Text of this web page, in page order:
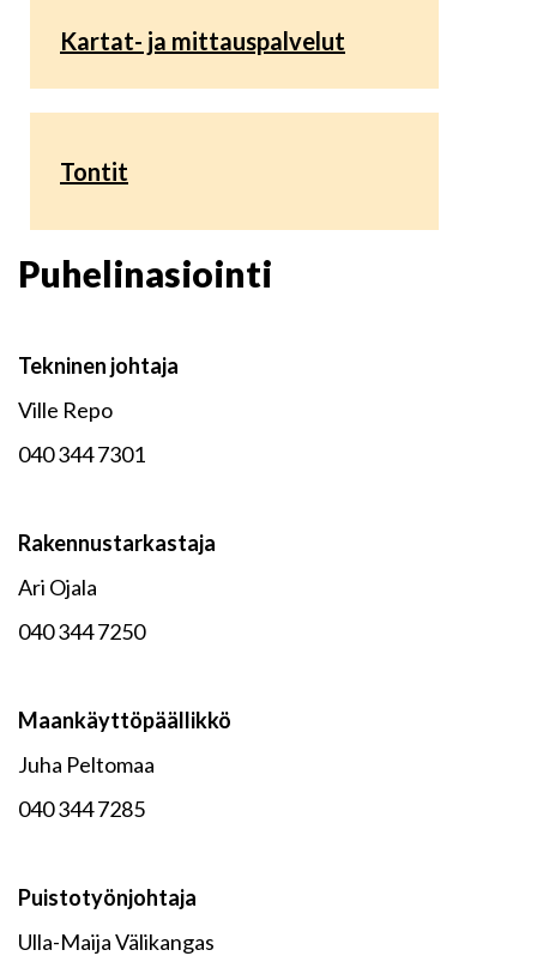
Kartat- ja mittauspalvelut
Tontit
Puhelinasiointi
Tekninen johtaja
Ville Repo
040 344 7301
Rakennustarkastaja
Ari Ojala
040 344 7250
Maankäyttöpäällikkö
Juha Peltomaa
040 344 7285
Puistotyönjohtaja
Ulla-Maija Välikangas